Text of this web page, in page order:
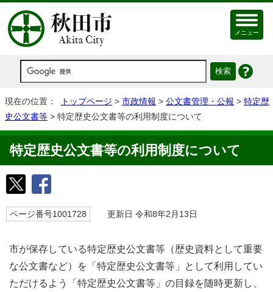
メニュー
現在の位置： トップページ > 市政情報 > 公文書管理・公報 > 特定歴
史公文書等 > 特定歴史公文書等の利用制度について
特定歴史公文書等の利用制度について
ページ番号1001728 更新日 令和8年2月13日
市が保存している特定歴史公文書等（歴史資料として重要
な公文書など）を「特定歴史公文書等」として利用してい
ただけるよう「特定歴史公文書等」の目録を随時更新し、